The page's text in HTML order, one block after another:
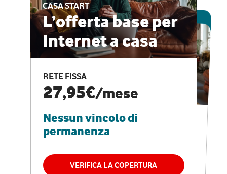
CASA START
L’offerta base per
Internet a casa
RETE FISSA
27,95€/mese
Nessun vincolo di
permanenza
VERIFICA LA COPERTURA
ESCLUSIVA ONLINE
CASA PRO
Internet veloce e
vantaggi speciali
RETE FISSA + VODAFONE CLUB
29,95€
permanenza